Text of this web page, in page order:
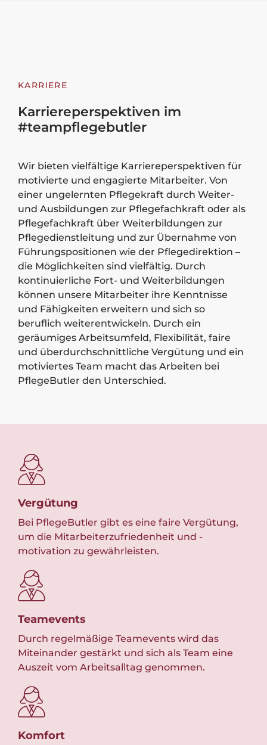
KARRIERE
Karriereperspektiven im
#teampflegebutler
Wir bieten vielfältige Karriereperspektiven für
motivierte und engagierte Mitarbeiter. Von
einer ungelernten Pflegekraft durch Weiter-
und Ausbildungen zur Pflegefachkraft oder als
Pflegefachkraft über Weiterbildungen zur
Pflegedienstleitung und zur Übernahme von
Führungspositionen wie der Pflegedirektion –
die Möglichkeiten sind vielfältig. Durch
kontinuierliche Fort- und Weiterbildungen
können unsere Mitarbeiter ihre Kenntnisse
und Fähigkeiten erweitern und sich so
beruflich weiterentwickeln. Durch ein
geräumiges Arbeitsumfeld, Flexibilität, faire
und überdurchschnittliche Vergütung und ein
motiviertes Team macht das Arbeiten bei
PflegeButler den Unterschied.
Vergütung
Bei PflegeButler gibt es eine faire Vergütung,
um die Mitarbeiterzufriedenheit und -
motivation zu gewährleisten.
Teamevents
Durch regelmäßige Teamevents wird das
Miteinander gestärkt und sich als Team eine
Auszeit vom Arbeitsalltag genommen.
Komfort